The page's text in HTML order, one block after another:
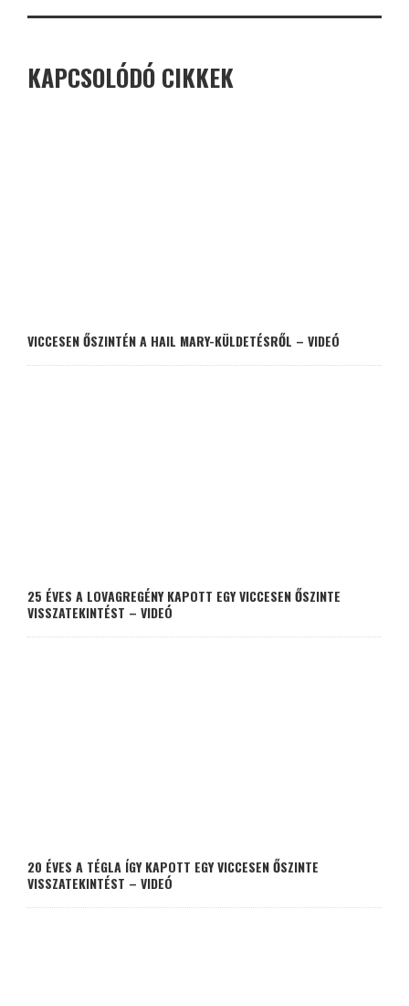
KAPCSOLÓDÓ CIKKEK
VICCESEN ŐSZINTÉN A HAIL MARY-KÜLDETÉSRŐL – VIDEÓ
25 ÉVES A LOVAGREGÉNY KAPOTT EGY VICCESEN ŐSZINTE
VISSZATEKINTÉST – VIDEÓ
20 ÉVES A TÉGLA ÍGY KAPOTT EGY VICCESEN ŐSZINTE
VISSZATEKINTÉST – VIDEÓ